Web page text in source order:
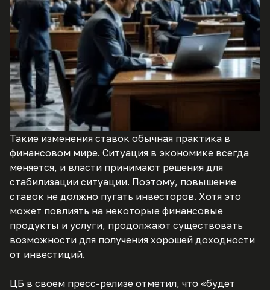
Такие изменения ставок обычная практика в
финансовом мире. Ситуация в экономике всегда
меняется, и власти принимают решения для
стабилизации ситуации. Поэтому, повышение
ставок не должно пугать инвесторов. Хотя это
может повлиять на некоторые финансовые
продукты и услуги, продолжают существовать
возможности для получения хорошей доходности
от инвестиций.
ЦБ в своем пресс-релизе отметил, что «будет